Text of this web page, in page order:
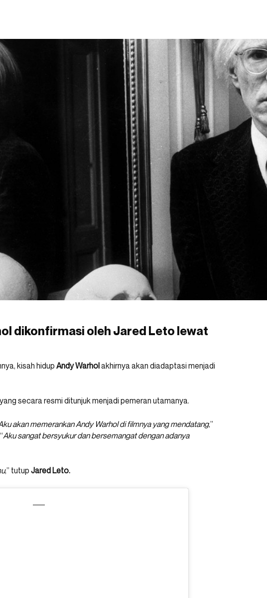
dikonfirmasi oleh Jared Leto lewat
kisah hidup Andy Warholakhirnya akan diadaptasi menjadi
yang secara resmi ditunjuk menjadi pemeran utamanya.
akan memerankan Andy Warhol di filmnya yang mendatang,”
Aku sangat bersyukur dan bersemangat dengan adanya
,” tutup Jared Leto.